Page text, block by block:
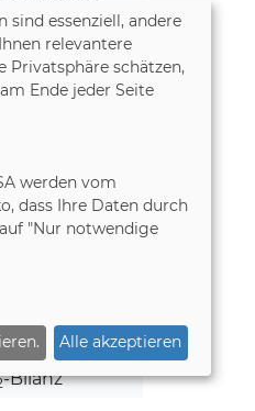
Protocol
auch
der
Maísa
das
sich das
-Bilanz
sind essenziell, andere
relevantere
Privatsphäre schätzen,
am Ende jeder Seite
werden vom
dass Ihre Daten durch
"Nur notwendige
Alle akzeptieren